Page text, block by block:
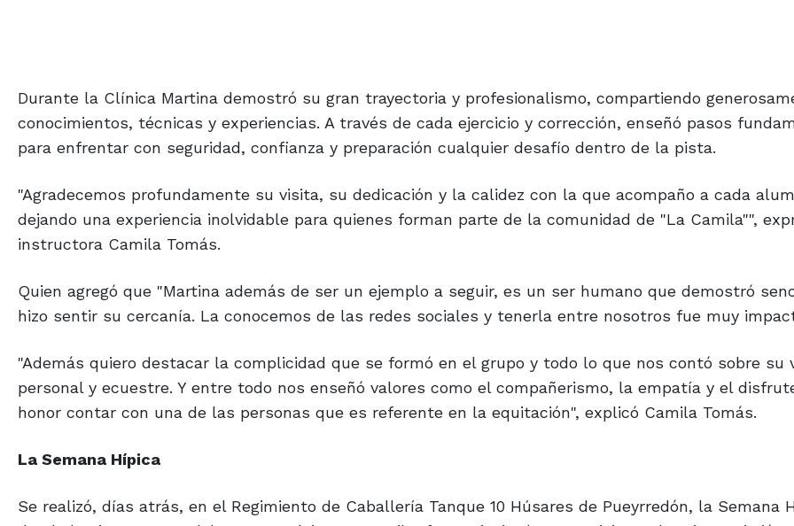
Durante la Clínica Martina demostró su gran trayectoria y profesionalismo, compartiendo
conocimientos, técnicas y experiencias. A través de cada ejercicio y corrección, enseñó pasos
para enfrentar con seguridad, confianza y preparación cualquier desafío dentro de la pista.
"Agradecemos profundamente su visita, su dedicación y la calidez con la que acompaño a cada
dejando una experiencia inolvidable para quienes forman parte de la comunidad de "La Camila"",
instructora Camila Tomás.
Quien agregó que "Martina además de ser un ejemplo a seguir, es un ser humano que demostró
hizo sentir su cercanía. La conocemos de las redes sociales y tenerla entre nosotros fue muy
"Además quiero destacar la complicidad que se formó en el grupo y todo lo que nos contó sobre su
personal y ecuestre. Y entre todo nos enseñó valores como el compañerismo, la empatía y el
honor contar con una de las personas que es referente en la equitación", explicó Camila Tomás.
La Semana Hípica
Se realizó, días atrás, en el Regimiento de Caballería Tanque 10 Húsares de Pueyrredón, la Semana